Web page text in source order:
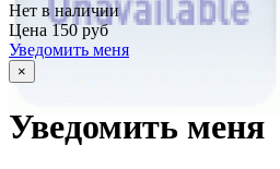
Нет в наличии
Цена 150 руб
Уведомить меня
×
Уведомить меня